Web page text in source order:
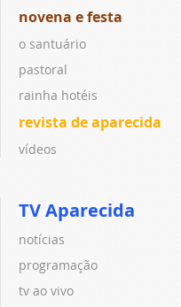
novena e festa
o santuário
pastoral
rainha hotéis
revista de aparecida
vídeos
TV Aparecida
notícias
programação
tv ao vivo